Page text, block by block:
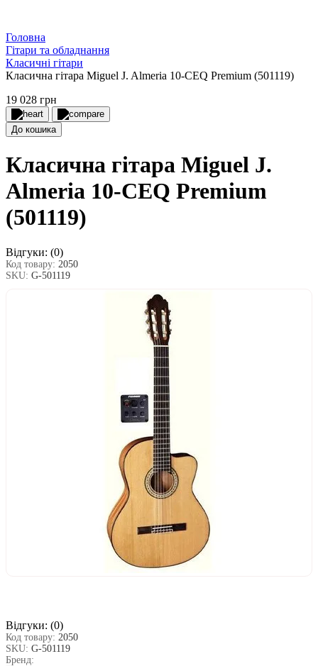
Головна
Гітари та обладнання
Класичні гітари
Класична гітара Miguel J. Almeria 10-CEQ Premium (501119)
19 028 грн
До кошика
Класична гітара Miguel J.
Almeria 10-CEQ Premium
(501119)
Відгуки: (0)
Код товару: 2050
SKU: G-501119
Відгуки: (0)
Код товару: 2050
SKU: G-501119
Бренд: